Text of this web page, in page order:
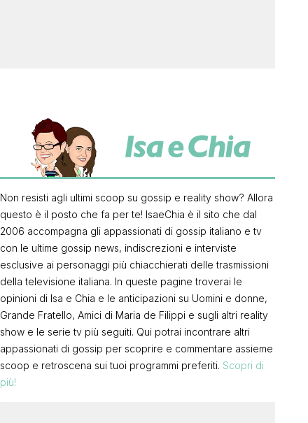
Non resisti agli ultimi scoop su gossip e reality show? Allora
questo è il posto che fa per te! IsaeChia è il sito che dal
2006 accompagna gli appassionati di gossip italiano e tv
con le ultime gossip news, indiscrezioni e interviste
esclusive ai personaggi più chiacchierati delle trasmissioni
della televisione italiana. In queste pagine troverai le
opinioni di Isa e Chia e le anticipazioni su Uomini e donne,
Grande Fratello, Amici di Maria de Filippi e sugli altri reality
show e le serie tv più seguiti. Qui potrai incontrare altri
appassionati di gossip per scoprire e commentare assieme
scoop e retroscena sui tuoi programmi preferiti. Scopri di
più!